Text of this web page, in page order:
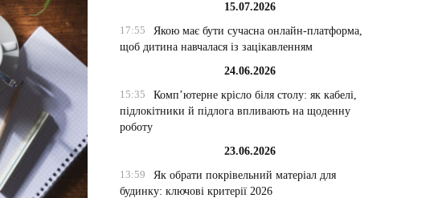
15.07.2026
17:55
Якою має бути сучасна онлайн-платформа,
щоб дитина навчалася із зацікавленням
24.06.2026
15:35
Комп’ютерне крісло біля столу: як кабелі,
підлокітники й підлога впливають на щоденну
роботу
23.06.2026
13:59
Як обрати покрівельний матеріал для
будинку: ключові критерії 2026